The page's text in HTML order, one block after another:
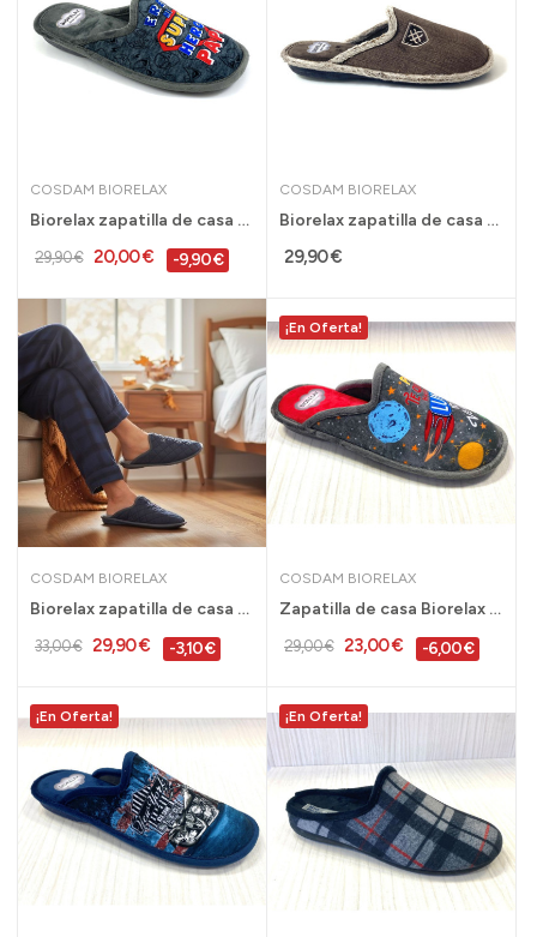
COSDAM BIORELAX
Biorelax zapatilla de casa acolchada hombre...
29,90 € 20,00 € -9,90 €
COSDAM BIORELAX
Biorelax zapatilla de casa hombre para invierno...
29,90 €
COSDAM BIORELAX
Biorelax zapatilla de casa acolchada hombre...
33,00 € 29,90 € -3,10 €
¡En Oferta!
COSDAM BIORELAX
Zapatilla de casa Biorelax acolchada para papa...
29,00 € 23,00 € -6,00 €
¡En Oferta! ¡En Oferta!